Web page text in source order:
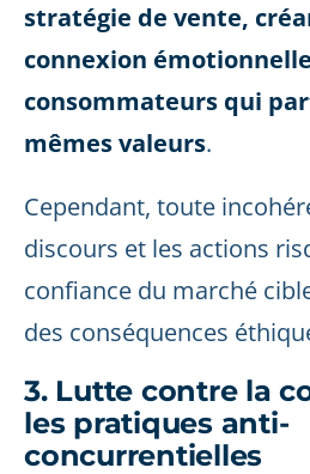
stratégie de vente,
connexion
consommateurs qui
mêmes valeurs.
Cependant, toute
discours et les actions
confiance du marché
des conséquences
3. Lutte contre la
les pratiques anti-
concurrentielles